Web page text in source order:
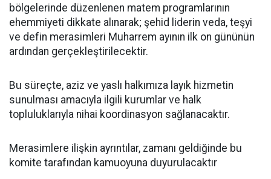
bölgelerinde düzenlenen matem programlarının
ehemmiyeti dikkate alınarak; şehid liderin veda, teşyi
ve defin merasimleri Muharrem ayının ilk on gününün
ardından gerçekleştirilecektir.
Bu süreçte, aziz ve yaslı halkımıza layık hizmetin
sunulması amacıyla ilgili kurumlar ve halk
topluluklarıyla nihai koordinasyon sağlanacaktır.
Merasimlere ilişkin ayrıntılar, zamanı geldiğinde bu
komite tarafından kamuoyuna duyurulacaktır